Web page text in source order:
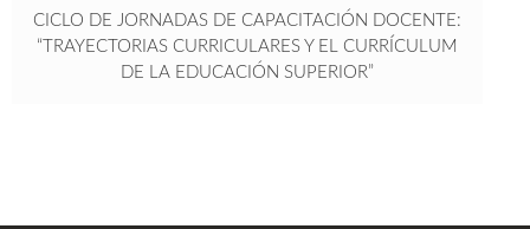
CICLO DE JORNADAS DE CAPACITACIÓN DOCENTE:
“TRAYECTORIAS CURRICULARES Y EL CURRÍCULUM
DE LA EDUCACIÓN SUPERIOR”